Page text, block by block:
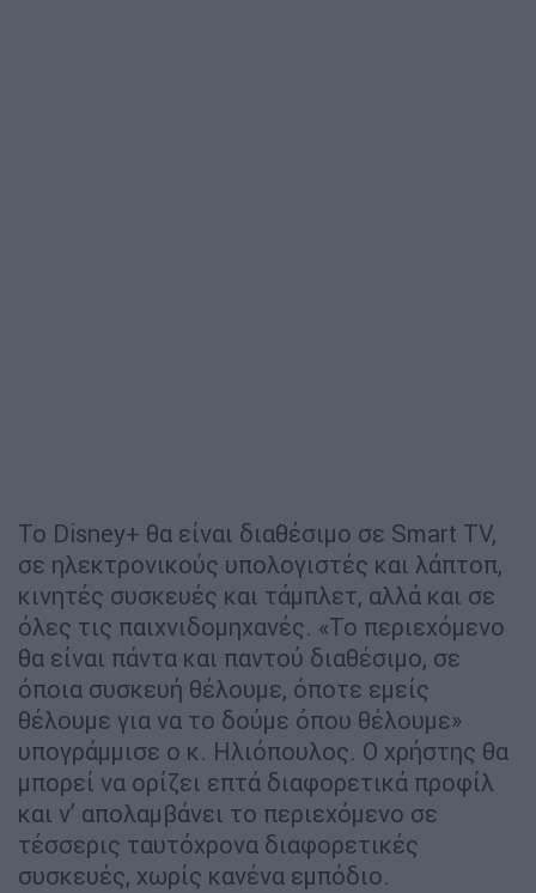
Το Disney+ θα είναι διαθέσιμο σε Smart TV,
σε ηλεκτρονικούς υπολογιστές και λάπτοπ,
κινητές συσκευές και τάμπλετ, αλλά και σε
όλες τις παιχνιδομηχανές. «Το περιεχόμενο
θα είναι πάντα και παντού διαθέσιμο, σε
όποια συσκευή θέλουμε, όποτε εμείς
θέλουμε για να το δούμε όπου θέλουμε»
υπογράμμισε ο κ. Ηλιόπουλος. Ο χρήστης θα
μπορεί να ορίζει επτά διαφορετικά προφίλ
και ν’ απολαμβάνει το περιεχόμενο σε
τέσσερις ταυτόχρονα διαφορετικές
συσκευές, χωρίς κανένα εμπόδιο.